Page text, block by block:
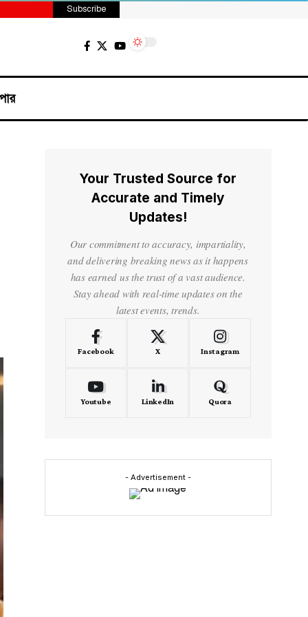
Subscribe
Your Trusted Source for
Accurate and Timely
Updates!
Our commitment to accuracy, impartiality,
and delivering breaking news as it happens
has earned us the trust of a vast audience.
Stay ahead with real-time updates on the
latest events, trends.
Facebook X Instagram
Youtube LinkedIn Quora
- Advertisement -